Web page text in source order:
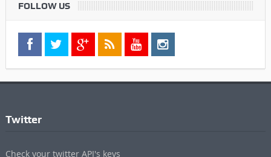
FOLLOW US
Twitter
Check your twitter API's keys